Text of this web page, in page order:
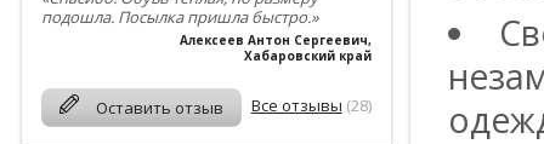
подошла. Посылка пришла быстро.»
Алексеев Антон Сергеевич,
Хабаровский край
Оставить отзыв Все отзывы (28)